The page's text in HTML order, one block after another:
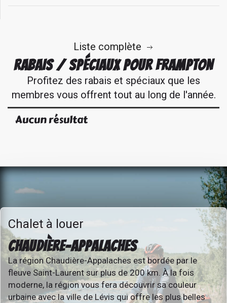
Liste complète
RABAIS / SPÉCIAUX POUR FRAMPTON
Profitez des rabais et spéciaux que les
membres vous offrent tout au long de l'année.
Aucun résultat
Chalet à louer
CHAUDIÈRE-APPALACHES
La région Chaudière-Appalaches est bordée par le
fleuve Saint-Laurent sur plus de 200 km. À la fois
moderne, la région vous fera découvrir sa couleur
urbaine avec la ville de Lévis qui offre les plus belles